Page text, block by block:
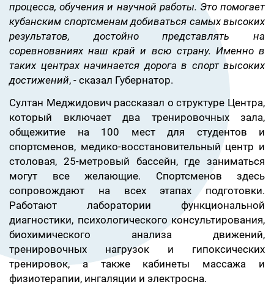
процесса, обучения и научной работы. Это помогает
кубанским спортсменам добиваться самых высоких
результатов, достойно представлять на
соревнованиях наш край и всю страну. Именно в
таких центрах начинается дорога в спорт высоких
достижений, - сказал Губернатор.
Султан Меджидович рассказал о структуре Центра,
который включает два тренировочных зала,
общежитие на 100 мест для студентов и
спортсменов, медико-восстановительный центр и
столовая, 25-метровый бассейн, где заниматься
могут все желающие. Спортсменов здесь
сопровождают на всех этапах подготовки.
Работают лаборатории функциональной
диагностики, психологического консультирования,
биохимического анализа движений,
тренировочных нагрузок и гипоксических
тренировок, а также кабинеты массажа и
физиотерапии, ингаляции и электросна.